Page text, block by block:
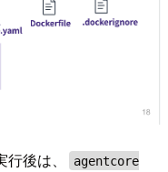
後は、
agentcore